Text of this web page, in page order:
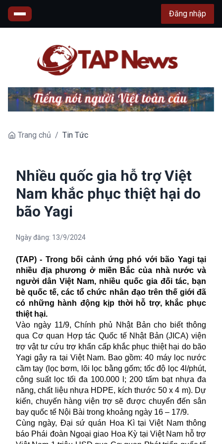
Đăng nhập
Trang chủ / Tin Tức
Nhiều quốc gia hỗ trợ Việt
Nam khắc phục thiệt hại do
bão Yagi
Ngày đăng: 13/9/2024
(TAP) - Trong bối cảnh ứng phó với bão Yagi tại
nhiều địa phương ở miền Bắc của nhà nước và
người dân Việt Nam, nhiều quốc gia đối tác, bạn
bè quốc tế, các tổ chức nhân đạo trên thế giới đã
có những hành động kịp thời hỗ trợ, khắc phục
thiệt hại.
Vào ngày 11/9, Chính phủ Nhật Bản cho biết thông
qua Cơ quan Hợp tác Quốc tế Nhật Bản (JICA) viện
trợ vật tưcứu trợ khẩn cấp khắc phục thiệt hại do bão
Yagi gây ra tại Việt Nam. Bao gồm: 40 máy lọc nước
cầm tay (lọc bơm, lõi lọc bằng gốm; tốc độ lọc 4l/phút,
công suất lọc tối đa 100.000 l; 200 tấm bạt nhựa đa
năng, chất liệu nhựa HDPE, kích thước 50 x 4 m). Dự
kiến, chuyến hàng viện trợ sẽ được chuyển đến sân
bay quốc tế Nội Bài trong khoảng ngày 16 – 17/9.
Cùng ngày, Đại sứ quán Hoa Kì tại Việt Nam thông
báo Phái đoàn Ngoại giao Hoa Kỳ tại Việt Nam hỗ trợ